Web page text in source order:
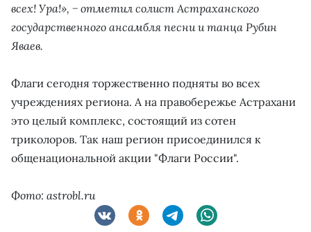
всех! Ура!», − отметил солист Астраханского
государственного ансамбля песни и танца Рубин
Яваев.
Флаги сегодня торжественно подняты во всех
учреждениях региона. А на правобережье Астрахани
это целый комплекс, состоящий из сотен
триколоров. Так наш регион присоединился к
общенациональной акции "Флаги России".
Фото: astrobl.ru